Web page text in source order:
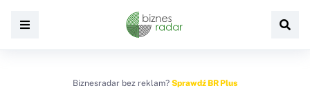
Biznesradar bez reklam? Sprawdź BR Plus